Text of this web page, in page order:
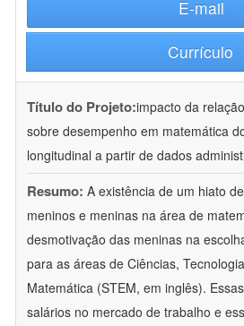
E-mail
Currículo
Título do Projeto:impacto da
sobre desempenho em matemática
longitudinal a partir de dados
Resumo: A existência de um hiato
meninos e meninas na área de
desmotivação das meninas na
para as áreas de Ciências,
Matemática (STEM, em inglês).
salários no mercado de trabalho e